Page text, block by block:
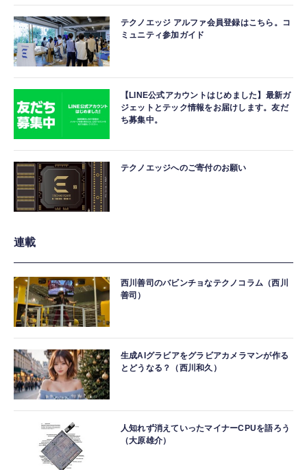
テクノエッジ アルファ会員登録はこちら。コ
ミュニティ参加ガイド
【LINE公式アカウントはじめました】最新ガ
ジェットとテック情報をお届けします。友だ
ち募集中。
テクノエッジへのご寄付のお願い
連載
西川善司のバビンチョなテクノコラム（西川
善司）
生成AIグラビアをグラビアカメラマンが作る
とどうなる？（西川和久）
人知れず消えていったマイナーCPUを語ろう
（大原雄介）